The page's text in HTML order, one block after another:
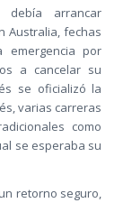
debía arrancar
Australia, fechas
por
a cancelar su
se oficializó la
varias carreras
como
se esperaba su
retorno seguro,